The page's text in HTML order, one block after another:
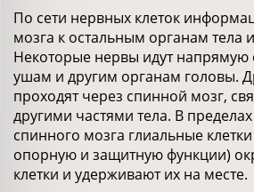
По сети нервных клеток
мозга к остальным органам тела
Некоторые нервы идут напрямую
ушам и другим органам головы.
проходят через спинной мозг,
другими частями тела. В
спинного мозга глиальные
опорную и защитную функции)
клетки и удерживают их на месте.